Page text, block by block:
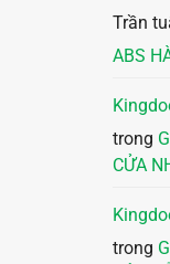
Trần
ABS
trong
CỬA
trong